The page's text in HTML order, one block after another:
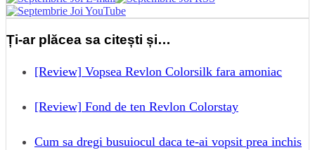
Ți-ar plăcea sa citești și…
[Review] Vopsea Revlon Colorsilk fara amoniac
[Review] Fond de ten Revlon Colorstay
Cum sa dregi busuiocul daca te-ai vopsit prea inchis